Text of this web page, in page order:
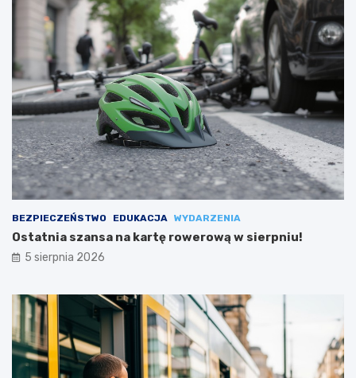
BEZPIECZEŃSTWO EDUKACJA WYDARZENIA
Ostatnia szansa na kartę rowerową w sierpniu!
5 sierpnia 2026